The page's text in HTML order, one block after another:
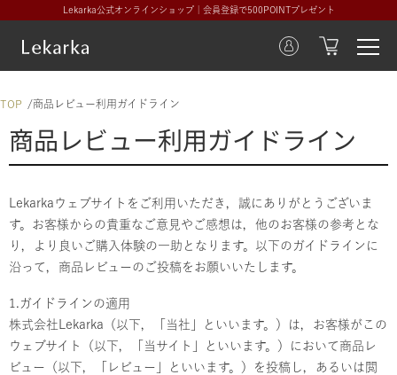
Lekarka公式オンラインショップ｜会員登録で500POINTプレゼント
TOP 商品レビュー利用ガイドライン
商品レビュー利用ガイドライン
Lekarkaウェブサイトをご利用いただき，誠にありがとうございま
す。お客様からの貴重なご意見やご感想は，他のお客様の参考とな
り，より良いご購入体験の一助となります。以下のガイドラインに
沿って，商品レビューのご投稿をお願いいたします。
1.ガイドラインの適用
株式会社Lekarka（以下，「当社」といいます。）は，お客様がこの
ウェブサイト（以下，「当サイト」といいます。）において商品レ
ビュー（以下，「レビュー」といいます。）を投稿し，あるいは閲